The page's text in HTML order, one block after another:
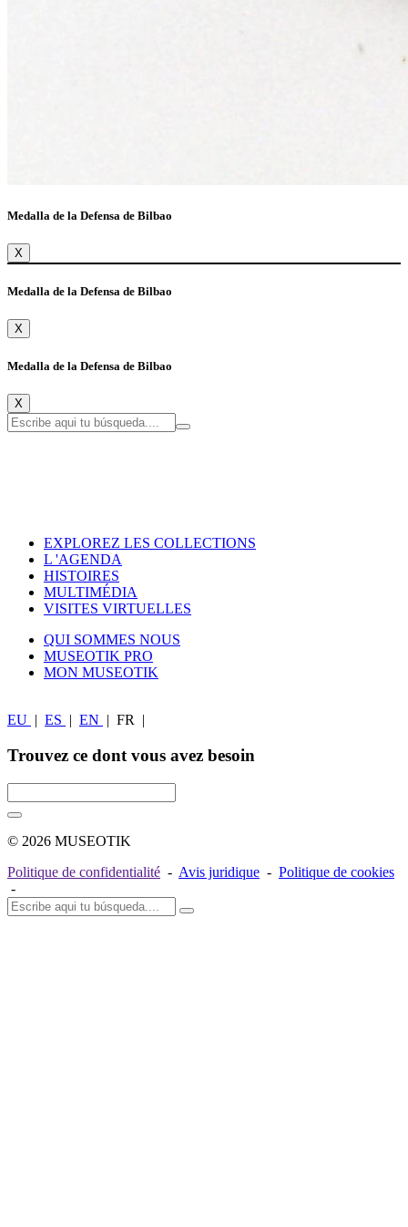
Medalla de la Defensa de Bilbao
X
Medalla de la Defensa de Bilbao
X
Medalla de la Defensa de Bilbao
X
EXPLOREZ LES COLLECTIONS
L 'AGENDA
HISTOIRES
MULTIMÉDIA
VISITES VIRTUELLES
QUI SOMMES NOUS
MUSEOTIK PRO
MON MUSEOTIK
EU ES EN FR
Trouvez ce dont vous avez besoin
© 2026 MUSEOTIK
Politique de confidentialité - Avis juridique - Politique de cookies
-